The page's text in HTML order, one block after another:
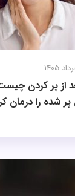
از پر کردن
شده را درمان